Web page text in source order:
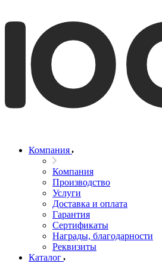
Компания
Компания
Производство
Услуги
Доставка и оплата
Гарантия
Сертификаты
Награды, благодарности
Реквизиты
Каталог